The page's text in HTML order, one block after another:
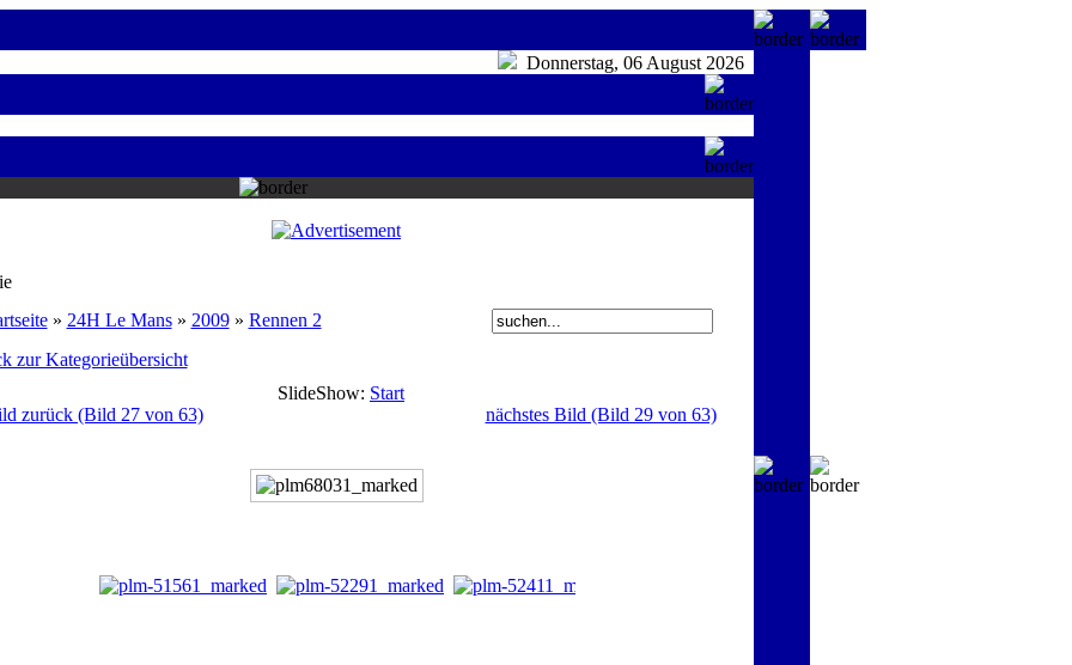
Donnerstag, 06 August 2026
» 24H Le Mans» 2009» Rennen 2
zur Kategorieübersicht
SlideShow: Start
zurück (Bild 27 von 63)
nächstes Bild (Bild 29 von 63)